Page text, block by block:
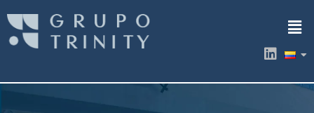
contenido
L
i
k